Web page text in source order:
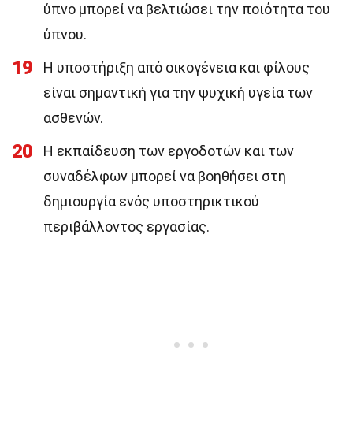
ύπνο μπορεί να βελτιώσει την ποιότητα του
ύπνου.
19
Η υποστήριξη από οικογένεια και φίλους
είναι σημαντική για την ψυχική υγεία των
ασθενών.
20
Η εκπαίδευση των εργοδοτών και των
συναδέλφων μπορεί να βοηθήσει στη
δημιουργία ενός υποστηρικτικού
περιβάλλοντος εργασίας.